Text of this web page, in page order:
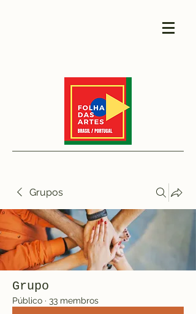
Grupos
Grupo
Público · 33 membros